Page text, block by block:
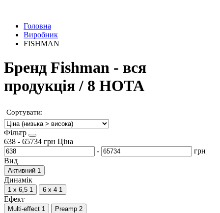
Головна
Виробник
FISHMAN
Бренд Fishman - вся
продукція / 8 НОТА
Сортувати:
Фільтр
638 - 65734 грн Ціна
-
грн
Вид
Активний 1
Динамік
1 x 6,5 1 6 x 4 1
Ефект
Multi-effect 1 Preamp 2